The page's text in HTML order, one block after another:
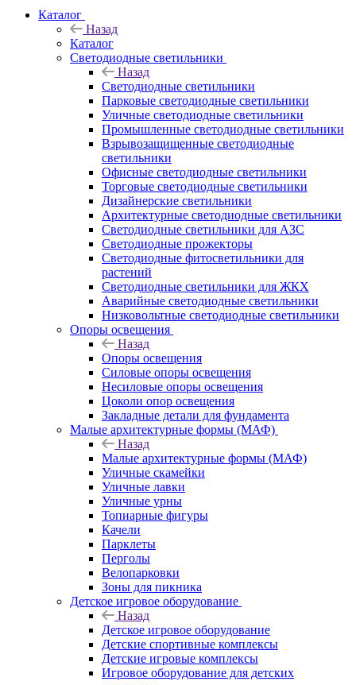
Каталог
Назад
Каталог
Светодиодные светильники
Назад
Светодиодные светильники
Парковые светодиодные светильники
Уличные светодиодные светильники
Промышленные светодиодные светильники
Взрывозащищенные светодиодные
светильники
Офисные светодиодные светильники
Торговые светодиодные светильники
Дизайнерские светильники
Архитектурные светодиодные светильники
Светодиодные светильники для АЗС
Светодиодные прожекторы
Светодиодные фитосветильники для
растений
Светодиодные светильники для ЖКХ
Аварийные светодиодные светильники
Низковольтные светодиодные светильники
Опоры освещения
Назад
Опоры освещения
Силовые опоры освещения
Несиловые опоры освещения
Цоколи опор освещения
Закладные детали для фундамента
Малые архитектурные формы (МАФ)
Назад
Малые архитектурные формы (МАФ)
Уличные скамейки
Уличные лавки
Уличные урны
Топиарные фигуры
Качели
Парклеты
Перголы
Велопарковки
Зоны для пикника
Детское игровое оборудование
Назад
Детское игровое оборудование
Детские спортивные комплексы
Детские игровые комплексы
Игровое оборудование для детских